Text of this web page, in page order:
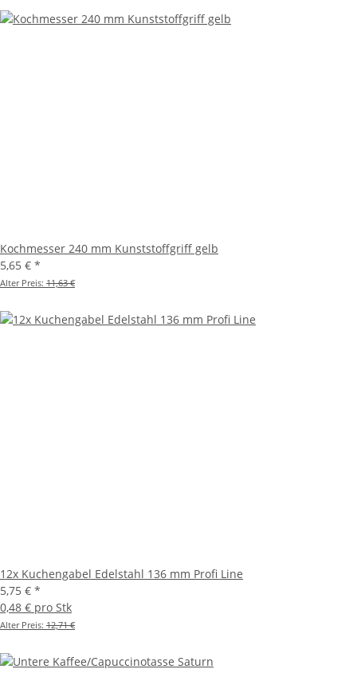
Kochmesser 240 mm Kunststoffgriff gelb
5,65 € *
Alter Preis: 11,63 €
12x Kuchengabel Edelstahl 136 mm Profi Line
5,75 € *
0,48 € pro Stk
Alter Preis: 12,71 €